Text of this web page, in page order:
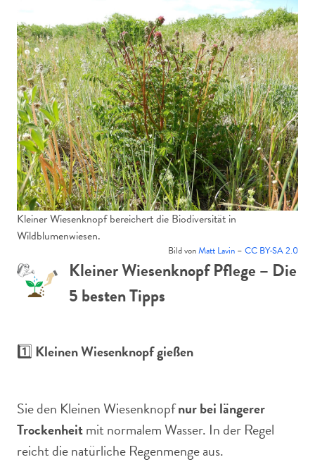
Kleiner Wiesenknopf bereichert die Biodiversität in
Wildblumenwiesen.
Bild vonMatt Lavin – CC BY-SA 2.0
Kleiner Wiesenknopf Pflege – Die
5 besten Tipps
1️⃣ Kleinen Wiesenknopf gießen
Sie den Kleinen Wiesenknopfnur bei längerer
Trockenheitmit normalem Wasser. In der Regel
reicht die natürliche Regenmenge aus.